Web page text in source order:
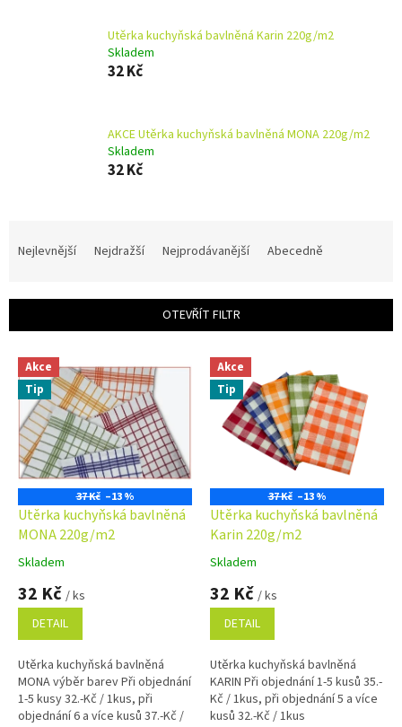
Utěrka kuchyňská bavlněná Karin 220g/m2
Skladem
32 Kč
AKCE Utěrka kuchyňská bavlněná MONA 220g/m2
Skladem
32 Kč
í
Nejlevnější Nejdražší Nejprodávanější Abecedně
OTEVŘÍT FILTR
p
Akce
Tip
37 Kč –13 %
Utěrka kuchyňská bavlněná
MONA 220g/m2
Průměrné
hodnocení
produktu
4,9
5
hvězdiček.
Skladem
32 Kč / ks
DETAIL
Utěrka kuchyňská bavlněná
MONA výběr barev Při objednání
1-5 kusy 32.-Kč / 1kus, při
objednání 6 a více kusů 37.-Kč /
Akce
Tip
37 Kč –13 %
Utěrka kuchyňská bavlněná
Karin 220g/m2
Průměrné
hodnocení
produktu
5,0
5
hvězdiček.
Skladem
32 Kč / ks
DETAIL
Utěrka kuchyňská bavlněná
KARIN Při objednání 1-5 kusů 35.-
Kč / 1kus, při objednání 5 a více
kusů 32.-Kč / 1kus